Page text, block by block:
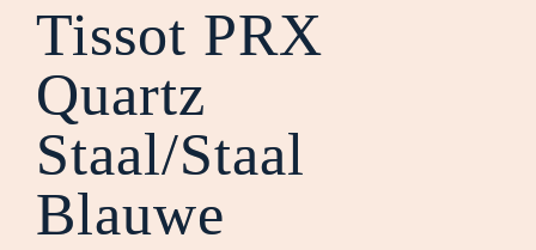
Tissot PRX
Quartz
Staal/Staal
Blauwe